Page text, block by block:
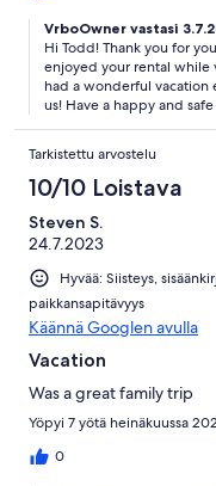
VrboOwner vastasi
Hi Todd! Thank you for
enjoyed your rental while
had a wonderful vacation
us! Have a happy and
Tarkistettu arvostelu
10/10 Loistava
Steven S.
24.7.2023
Hyvää: Siisteys,
paikkansapitävyys
Käännä Googlen avulla
Vacation
Was a great family trip
Yöpyi 7 yötä heinäkuussa
0